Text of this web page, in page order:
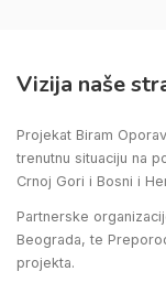
Vizija naše
Projekat Biram
trenutnu situaciju na
Crnoj Gori i Bosni i
Partnerske
Beograda, te
projekta.